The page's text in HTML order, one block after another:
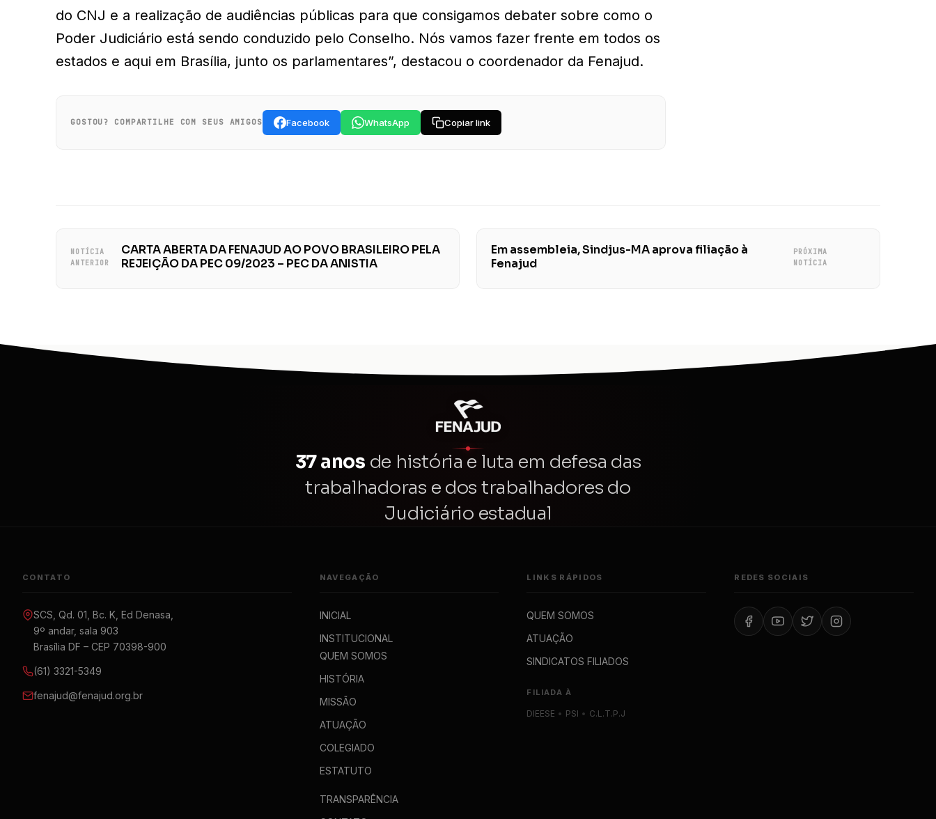
do CNJ e a realização de audiências públicas para que consigamos debater sobre como o
Poder Judiciário está sendo conduzido pelo Conselho. Nós vamos fazer frente em todos os
estados e aqui em Brasília, junto os parlamentares”, destacou o coordenador da Fenajud.
GOSTOU? COMPARTILHE COM SEUS AMIGOS Facebook WhatsApp Copiar link
NOTÍCIA
ANTERIOR
CARTA ABERTA DA FENAJUD AO POVO BRASILEIRO PELA
REJEIÇÃO DA PEC 09/2023 – PEC DA ANISTIA
Em assembleia, Sindjus-MA aprova filiação à
Fenajud
PRÓXIMA
NOTÍCIA
37 anos de história e luta em defesa das
trabalhadoras e dos trabalhadores do
Judiciário estadual
CONTATO
SCS, Qd. 01, Bc. K, Ed Denasa,
9º andar, sala 903
Brasília DF – CEP 70398-900
(61) 3321-5349
fenajud@fenajud.org.br
NAVEGAÇÃO
INICIAL
INSTITUCIONAL
QUEM SOMOS
HISTÓRIA
MISSÃO
ATUAÇÃO
COLEGIADO
ESTATUTO
TRANSPARÊNCIA
LINKS RÁPIDOS
QUEM SOMOS
ATUAÇÃO
SINDICATOS FILIADOS
FILIADA À
DIEESE • PSI • C.L.T.P.J
REDES SOCIAIS